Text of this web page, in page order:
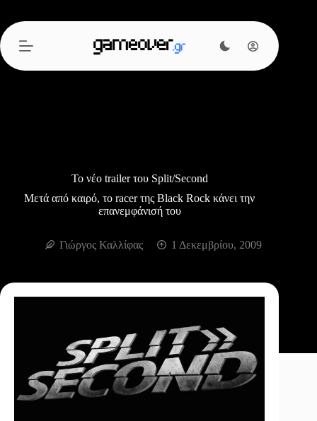
περιεχόμενο
To νέο trailer του Split/Second
Μετά από καιρό, το racer της Black Rock κάνει την
επανεμφάνισή του
Γιώργος Καλλίφας 1 Δεκεμβρίου, 2009